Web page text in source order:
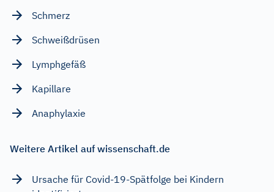
Schmerz
Schweißdrüsen
Lymphgefäß
Kapillare
Anaphylaxie
Weitere Artikel auf wissenschaft.de
Ursache für Covid-19-Spätfolge bei Kindern